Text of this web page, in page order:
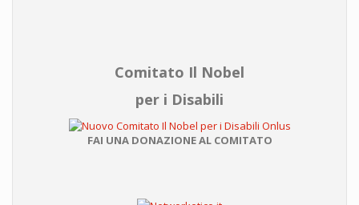
Comitato Il Nobel
per i Disabili
FAI UNA DONAZIONE AL COMITATO